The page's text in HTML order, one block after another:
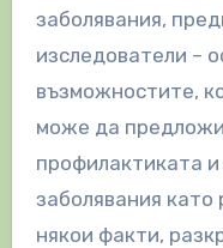
заболявания,
изследователи –
възможностите,
може да
профилактиката
заболявания като
някои факти,